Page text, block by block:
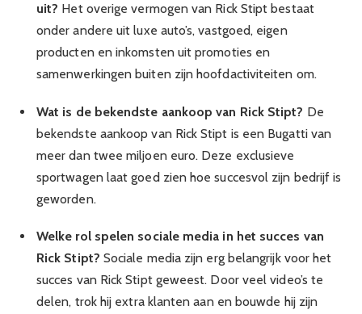
uit? Het overige vermogen van Rick Stipt bestaat
onder andere uit luxe auto’s, vastgoed, eigen
producten en inkomsten uit promoties en
samenwerkingen buiten zijn hoofdactiviteiten om.
Wat is de bekendste aankoop van Rick Stipt? De
bekendste aankoop van Rick Stipt is een Bugatti van
meer dan twee miljoen euro. Deze exclusieve
sportwagen laat goed zien hoe succesvol zijn bedrijf is
geworden.
Welke rol spelen sociale media in het succes van
Rick Stipt? Sociale media zijn erg belangrijk voor het
succes van Rick Stipt geweest. Door veel video’s te
delen, trok hij extra klanten aan en bouwde hij zijn